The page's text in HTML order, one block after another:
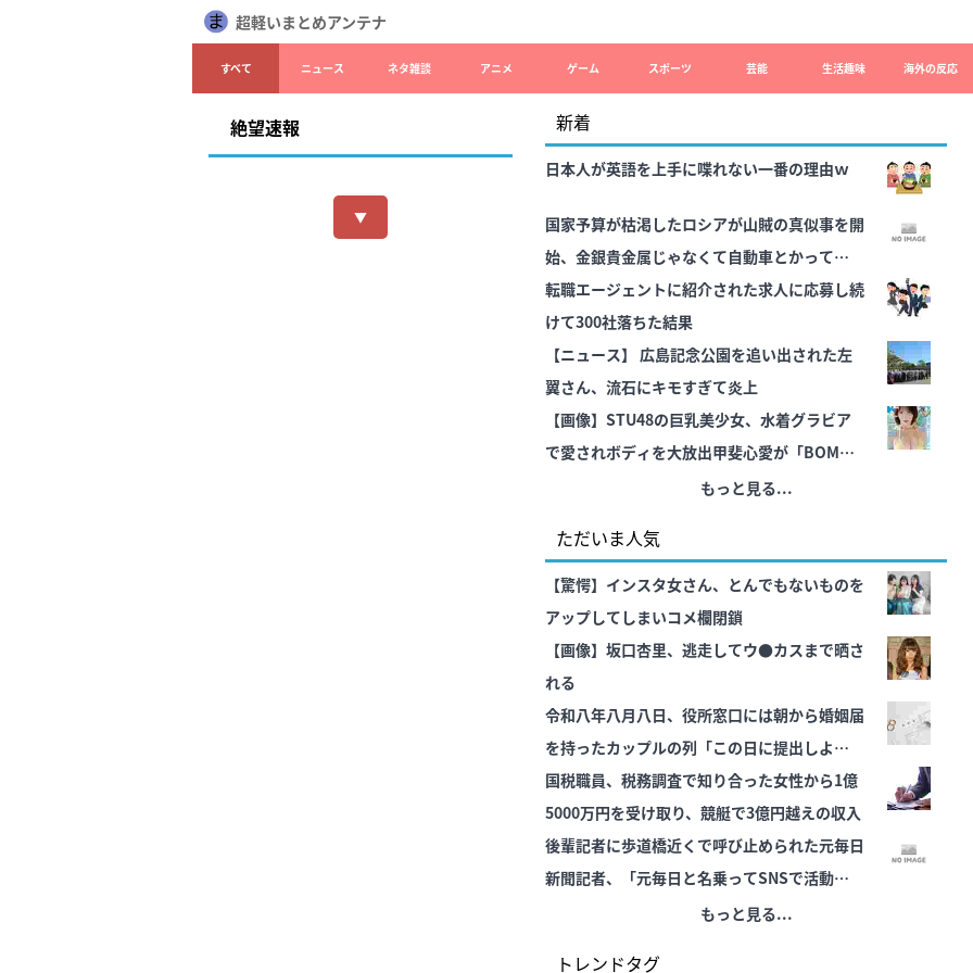
超軽いまとめアンテナ
すべて ニュース ネタ雑談 アニメ ゲーム スポーツ 芸能 生活趣味 海外の反応
絶望速報
▼
新着
日本人が英語を上手に喋れない一番の理由ｗ
国家予算が枯渇したロシアが山賊の真似事を開
始、金銀貴金属じゃなくて自動車とかってとこ
ろがリアリティありすぎる……
転職エージェントに紹介された求人に応募し続
けて300社落ちた結果
【ニュース】 広島記念公園を追い出された左
翼さん、流石にキモすぎて炎上
【画像】STU48の巨乳美少女、水着グラビア
で愛されボディを大放出甲斐心愛が「BOMB」
で豊満バストを大胆披露！！もっと見る...
ただいま人気
【驚愕】インスタ女さん、とんでもないものを
アップしてしまいコメ欄閉鎖
【画像】坂口杏里、逃走してウ●カスまで晒さ
れる
令和八年八月八日、役所窓口には朝から婚姻届
を持ったカップルの列「この日に提出しようね
と」
国税職員、税務調査で知り合った女性から1億
5000万円を受け取り、競艇で3億円越えの収入
後輩記者に歩道橋近くで呼び止められた元毎日
新聞記者、「元毎日と名乗ってSNSで活動する
な」と要求されてしまい……もっと見る...
トレンドタグ